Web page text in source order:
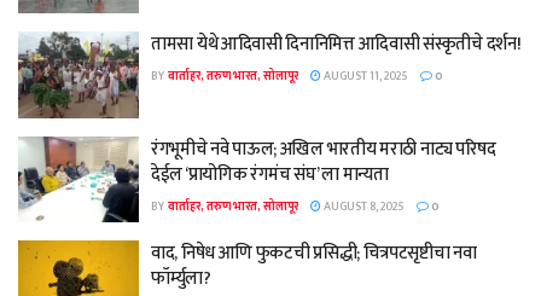
तामसा येथे आदिवासी दिनानिमित्त आदिवासी संस्कृतीचे दर्शन!
BYवार्ताहर, तरुण भारत, सोलापूर AUGUST 11, 2025 0
रंगभूमीचे नवे पाऊल; अखिल भारतीय मराठी नाट्य परिषद
देईल ‘प्रायोगिक रंगमंच संघ’ ला मान्यता
BYवार्ताहर, तरुण भारत, सोलापूर AUGUST 8, 2025 0
वाद, निषेध आणि फुकटची प्रसिद्धी; चित्रपटसृष्टीचा नवा
फॉर्म्युला?